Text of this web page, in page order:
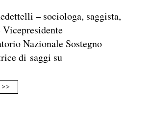
– sociologa, saggista,
Nazionale Sostegno
di saggi su